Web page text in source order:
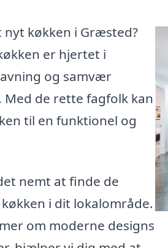
nyt køkken i Græsted?
er hjertet i
og samvær
Med de rette fagfolk kan
til en funktionel og
nemt at finde de
i dit lokalområde.
om moderne designs